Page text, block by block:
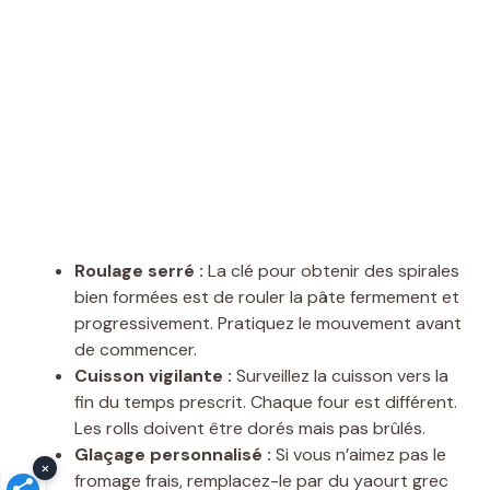
Roulage serré : La clé pour obtenir des spirales
bien formées est de rouler la pâte fermement et
progressivement. Pratiquez le mouvement avant
de commencer.
Cuisson vigilante : Surveillez la cuisson vers la
fin du temps prescrit. Chaque four est différent.
Les rolls doivent être dorés mais pas brûlés.
Glaçage personnalisé : Si vous n’aimez pas le
fromage frais, remplacez-le par du yaourt grec
×